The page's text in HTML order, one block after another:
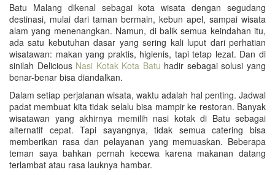
Batu Malang dikenal sebagai kota wisata dengan segudang
destinasi, mulai dari taman bermain, kebun apel, sampai wisata
alam yang menenangkan. Namun, di balik semua keindahan itu,
ada satu kebutuhan dasar yang sering kali luput dari perhatian
wisatawan: makan yang praktis, higienis, tapi tetap lezat. Dan di
sinilah Delicious Nasi Kotak Kota Batu hadir sebagai solusi yang
benar-benar bisa diandalkan.
Dalam setiap perjalanan wisata, waktu adalah hal penting. Jadwal
padat membuat kita tidak selalu bisa mampir ke restoran. Banyak
wisatawan yang akhirnya memilih nasi kotak di Batu sebagai
alternatif cepat. Tapi sayangnya, tidak semua catering bisa
memberikan rasa dan pelayanan yang memuaskan. Beberapa
teman saya bahkan pernah kecewa karena makanan datang
terlambat atau rasa lauknya hambar.